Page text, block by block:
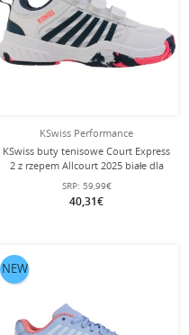
KSwiss Performance
KSwiss buty tenisowe Court Express
2 z rzepem Allcourt 2025 białe dla
dzieci
SRP: 59,99€
40,31€
NEW